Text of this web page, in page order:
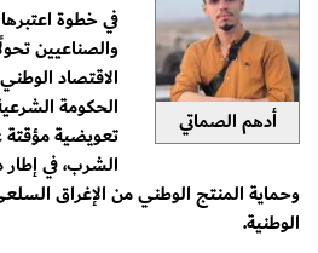
أدهم الصماتي
في خطوة
والصناعيين
الاقتصاد
الحكومة
تعويضية مؤقتة
الشرب، في
وحماية المنتج الوطني من الإغراق
الوطنية.